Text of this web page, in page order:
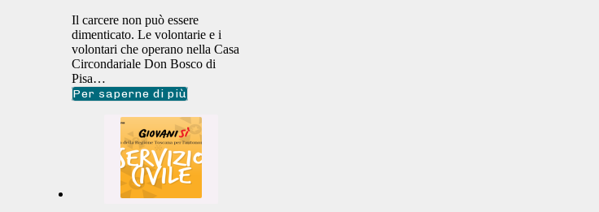
Il carcere non può essere
dimenticato. Le volontarie e i
volontari che operano nella Casa
Circondariale Don Bosco di
Pisa…
Per saperne di più